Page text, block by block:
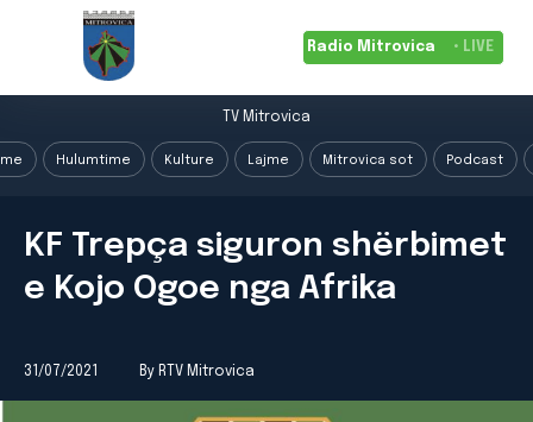
Radio Mitrovica • LIVE
TV Mitrovica
Hulumtime Kulture Lajme Mitrovica sot Podcast
KF Trepça siguron shërbimet
e Kojo Ogoe nga Afrika
31/07/2021 By RTV Mitrovica